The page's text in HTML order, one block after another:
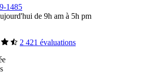
1485
de 9h am à 5h pm
2 421 évaluations